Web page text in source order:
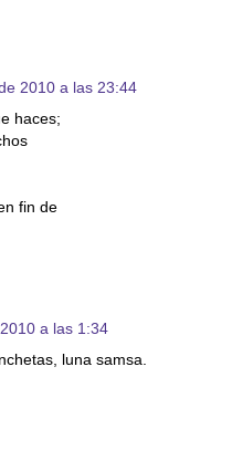
2010 a las 23:44
haces;
fin de
a las 1:34
luna samsa.